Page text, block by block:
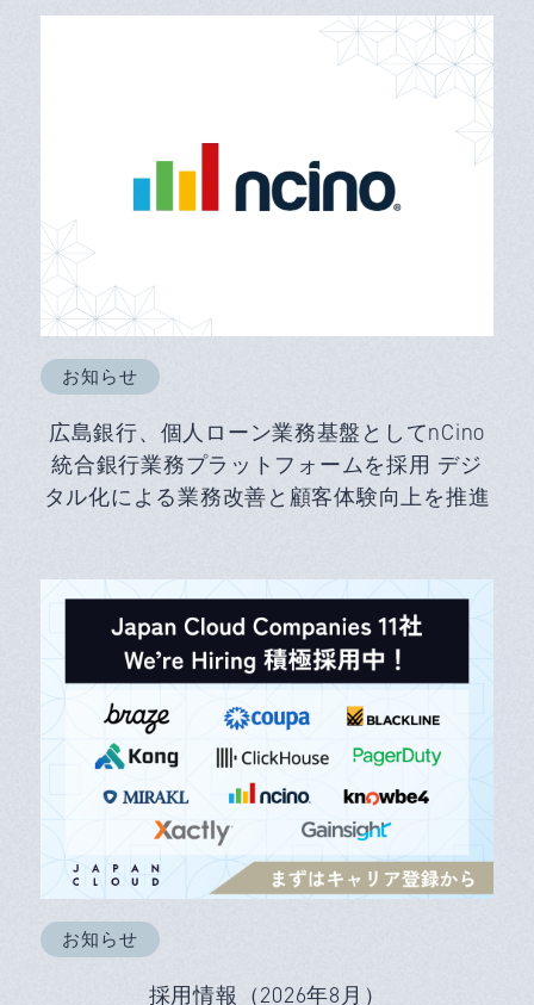
お知らせ
広島銀行、個人ローン業務基盤としてnCino
統合銀行業務プラットフォームを採用 デジ
タル化による業務改善と顧客体験向上を推進
お知らせ
採用情報（2026年8月）